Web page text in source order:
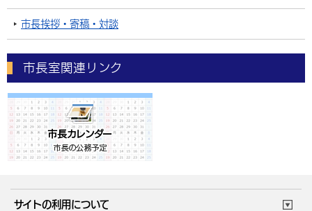
市長挨拶・寄稿・対談
市長室関連リンク
サイトの利用について